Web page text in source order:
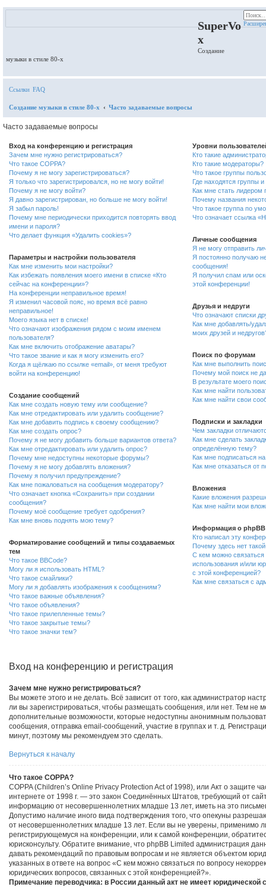
SuperVo
x
Создание
музыки в стиле 80-х
Ссылки FAQ
Создание музыки в стиле 80-х Часто задаваемые вопросы
Часто задаваемые вопросы
Вход на конференцию и регистрация
Зачем мне нужно регистрироваться?
Что такое COPPA?
Почему я не могу зарегистрироваться?
Я только что зарегистрировался, но не могу войти!
Почему я не могу войти?
Я давно зарегистрирован, но больше не могу войти!
Я забыл пароль!
Почему мне периодически приходится повторять ввод
имени и пароля?
Что делает функция «Удалить cookies»?
Параметры и настройки пользователя
Как мне изменить мои настройки?
Как избежать появления моего имени в списке «Кто
сейчас на конференции»?
На конференции неправильное время!
Я изменил часовой пояс, но время всё равно
неправильное!
Моего языка нет в списке!
Что означают изображения рядом с моим именем
пользователя?
Как мне включить отображение аватары?
Что такое звание и как я могу изменить его?
Когда я щёлкаю по ссылке «email», от меня требуют
войти на конференцию!
Создание сообщений
Как мне создать новую тему или сообщение?
Как мне отредактировать или удалить сообщение?
Как мне добавить подпись к своему сообщению?
Как мне создать опрос?
Почему я не могу добавить больше вариантов ответа?
Как мне отредактировать или удалить опрос?
Почему мне недоступны некоторые форумы?
Почему я не могу добавлять вложения?
Почему я получил предупреждение?
Как мне пожаловаться на сообщения модератору?
Что означает кнопка «Сохранить» при создании
сообщения?
Почему моё сообщение требует одобрения?
Как мне вновь поднять мою тему?
Форматирование сообщений и типы создаваемых
тем
Что такое BBCode?
Могу ли я использовать HTML?
Что такое смайлики?
Могу ли я добавлять изображения к сообщениям?
Что такое важные объявления?
Что такое объявления?
Что такое прилепленные темы?
Что такое закрытые темы?
Что такое значки тем?
Уровни
Кто такие
Кто такие модераторы?
Что такое группы
Где находятся группы
Как мне стать лидером
Почему названия
Что такое группа по
Что означает ссылка
Личные сообщения
Я не могу отправить
Я постоянно получаю
сообщения!
Я получил спам или
этой конференции!
Друзья и недруги
Что означают списки
Как мне добавлять/
моих друзей и
Поиск по форумам
Как мне выполнить
Почему мой поиск не
В результате моего
Как мне найти
Как мне найти свои
Подписки и закладки
Чем закладки
Как мне сделать
определённую тему?
Как мне подписаться
Как мне отказаться от
Вложения
Какие вложения
Как мне найти мои
Информация о phpBB
Кто написал эту
Почему здесь нет
С кем можно связаться
использования и/или
с этой конференцией?
Как мне связаться с
Вход на конференцию и регистрация
Зачем мне нужно регистрироваться?
Вы можете этого и не делать. Всё зависит от того, как администратор
ли вы зарегистрироваться, чтобы размещать сообщения, или нет. Тем не
дополнительные возможности, которые недоступны анонимным
сообщения, отправка email-сообщений, участие в группах и т. д.
минут, поэтому мы рекомендуем это сделать.
Вернуться к началу
Что такое COPPA?
COPPA (Children’s Online Privacy Protection Act of 1998), или Акт о защите
интернете от 1998 г. — это закон Соединённых Штатов, требующий от
информацию от несовершеннолетних младше 13 лет, иметь на это
Допустимо наличие иного вида подтверждения того, что опекуны
от несовершеннолетних младше 13 лет. Если вы не уверены, применимо ли
регистрирующемуся на конференции, или к самой конференции,
юрисконсульту. Обратите внимание, что phpBB Limited администрация
давать рекомендаций по правовым вопросам и не является объектом
указанных в ответе на вопрос «С кем можно связаться по вопросу
юридических вопросов, связанных с этой конференцией?».
Примечание переводчика: в России данный акт не имеет юридической